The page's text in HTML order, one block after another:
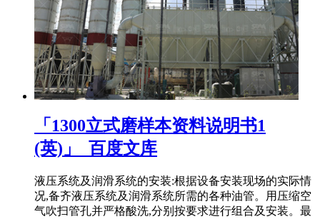
「1300立式磨样本资料说明书1
(英)」_百度文库
液压系统及润滑系统的安装:根据设备安装现场的实际情
况,备齐液压系统及润滑系统所需的各种油管。用压缩空
气吹扫管孔并严格酸洗,分别按要求进行组合及安装。最